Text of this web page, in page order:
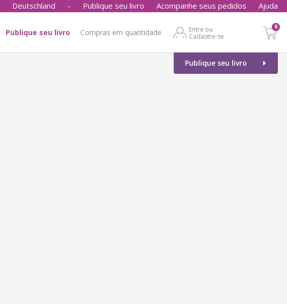
Deutschland - Publique seu livro Acompanhe seus pedidos Ajuda
Publique seu livro Compras em quantidade
Entre ou
Cadastre-se
0
Publique seu livro